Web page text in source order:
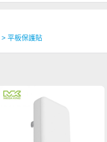
> 平板保護貼